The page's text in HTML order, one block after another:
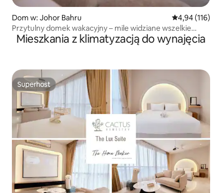
Dom w: Johor Bahru Średnia
4,94 (116)
Przytulny domek wakacyjny – mile widziane wszelkie
imprezy
Mieszkania z klimatyzacją do wynajęcia
Superhost
Superhost